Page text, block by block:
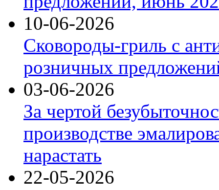
10-06-2026
Сковороды-гриль с
розничных
03-06-2026
За чертой
производстве
нарастать
22-05-2026